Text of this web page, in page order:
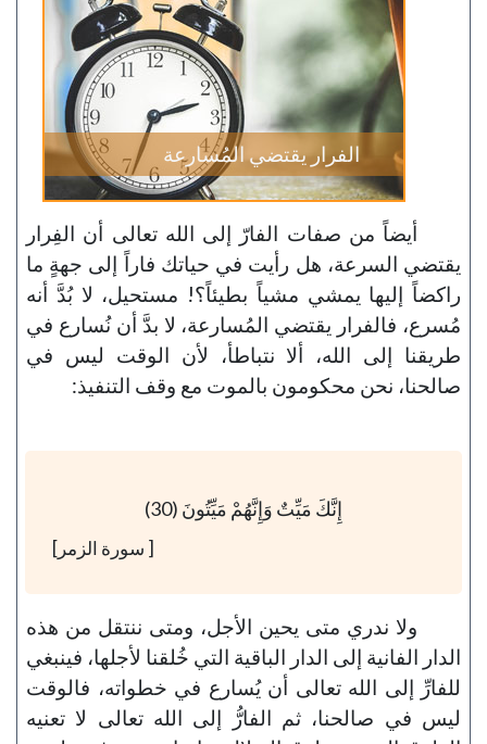
الفرار يقتضي المُسارعة
أيضاً من صفات الفارّ إلى الله تعالى أن الفِرار
يقتضي السرعة، هل رأيت في حياتك فاراً إلى جهةٍ ما
راكضاً إليها يمشي مشياً بطيئاً؟! مستحيل، لا بُدَّ أنه
مُسرع، فالفرار يقتضي المُسارعة، لا بدَّ أن نُسارع في
طريقنا إلى الله، ألا نتباطأ، لأن الوقت ليس في
صالحنا، نحن محكومون بالموت مع وقف التنفيذ:
إِنَّكَ مَيِّتٌ وَإِنَّهُمْ مَيِّتُونَ (30)
[ سورة الزمر]
ولا ندري متى يحين الأجل، ومتى ننتقل من هذه
الدار الفانية إلى الدار الباقية التي خُلقنا لأجلها، فينبغي
للفارِّ إلى الله تعالى أن يُسارع في خطواته، فالوقت
ليس في صالحنا، ثم الفارُّ إلى الله تعالى لا تعنيه